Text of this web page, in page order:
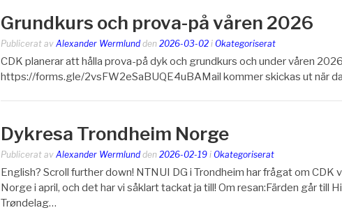
Grundkurs och prova-på våren 2026
Publicerat av Alexander Wermlund den 2026-03-02 i Okategoriserat
CDK planerar att hålla prova-på dyk och grundkurs och under våren
https://forms.gle/2vsFW2eSaBUQE4uBAMail kommer skickas ut när
Dykresa Trondheim Norge
Publicerat av Alexander Wermlund den 2026-02-19 i Okategoriserat
English? Scroll further down! NTNUI DG i Trondheim har frågat om CDK
Norge i april, och det har vi såklart tackat ja till! Om resan:Färden går till
Trøndelag…